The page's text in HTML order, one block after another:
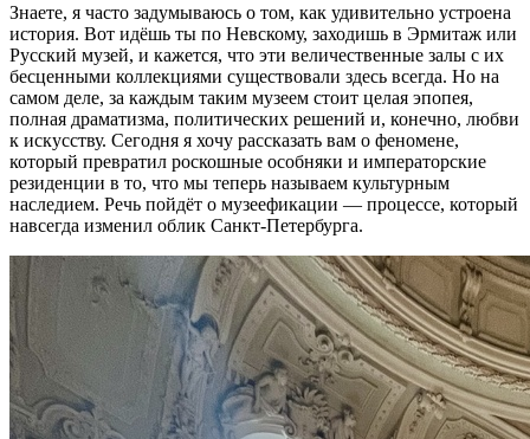
Знаете, я часто задумываюсь о том, как удивительно устроена
история. Вот идёшь ты по Невскому, заходишь в Эрмитаж или
Русский музей, и кажется, что эти величественные залы с их
бесценными коллекциями существовали здесь всегда. Но на
самом деле, за каждым таким музеем стоит целая эпопея,
полная драматизма, политических решений и, конечно, любви
к искусству. Сегодня я хочу рассказать вам о феномене,
который превратил роскошные особняки и императорские
резиденции в то, что мы теперь называем культурным
наследием. Речь пойдёт о музеефикации — процессе, который
навсегда изменил облик Санкт-Петербурга.